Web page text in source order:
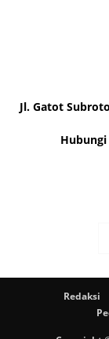
Jl. Gatot
Redaksi